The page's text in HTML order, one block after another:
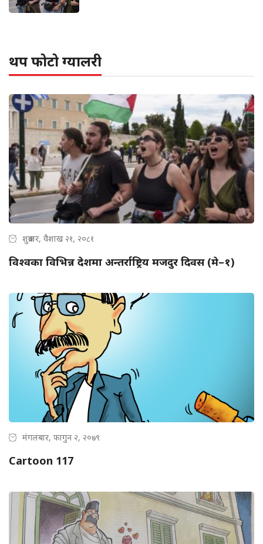
थप फोटो ग्यालरी
शुक्रबार, वैशाख २१, २०८१
विश्वका विभिन्न देशमा अन्तर्राष्ट्रिय मजदुर दिवस (मे–१)
मंगलबार, फागुन २, २०७९
Cartoon 117